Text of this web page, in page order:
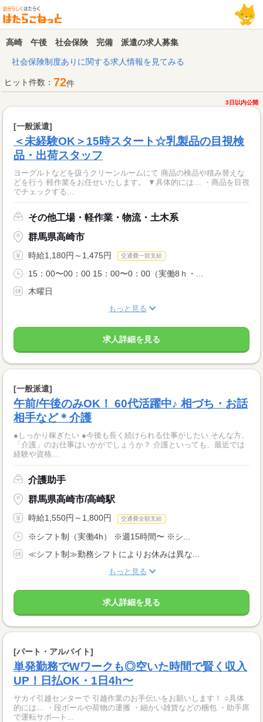
高崎 午後 社会保険 完備 派遣の求人募集
社会保険制度ありに関する求人情報を見てみる
ヒット件数： 72件
3日以内公開
[一般派遣]
＜未経験OK＞15時スタート☆乳製品の目視検
品・出荷スタッフ
ヨーグルトなどを扱うクリーンルームにて 商品の検品や積み替えな
どを行う 軽作業をお任せいたします。 ▼具体的には… ・商品を目視
でチェックする...
その他工場・軽作業・物流・土木系
群馬県高崎市
時給1,180円～1,475円 交通費一部支給
15：00〜00：00 15：00〜0：00（実働8ｈ・...
木曜日
もっと見る
求人詳細を見る
[一般派遣]
午前/午後のみOK！ 60代活躍中♪ 相づち・お話
相手など＊介護
●しっかり稼ぎたい ●今後も長く続けられる仕事がしたい そんな方、
「介護」のお仕事はいかがでしょうか？ 介護といっても、最近では
経験や資格...
介護助手
群馬県高崎市/高崎駅
時給1,550円～1,800円 交通費全額支給
※シフト制（実働4h） ※週15時間〜 ※シ...
≪シフト制≫勤務シフトによりお休みは異な...
もっと見る
求人詳細を見る
[パート・アルバイト]
単発勤務でWワークも◎空いた時間で賢く収入
UP！日払OK・1日4h〜
サカイ引越センターで 引越作業のお手伝いをお願いします！ ○具体
的には… ・段ボールや荷物の運搬 ・細かい雑貨などの梱包 ・助手席
で運転サポ―ト...